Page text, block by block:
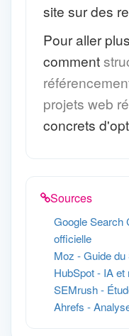
site sur des
Pour aller
comment
projets web
concrets
Sources
Google Search
officielle
Moz - Guide
HubSpot - IA et
SEMrush -
Ahrefs -